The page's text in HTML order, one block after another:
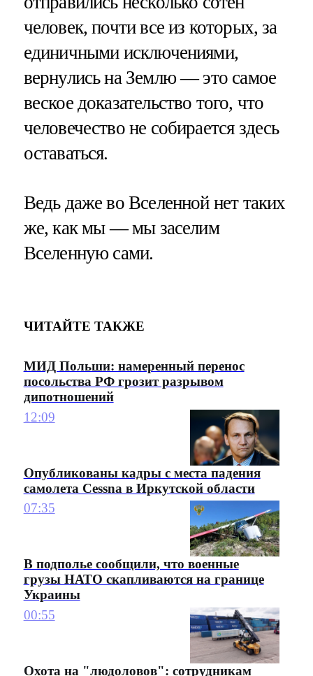
человек, почти все из которых, за
единичными исключениями,
вернулись на Землю — это самое
веское доказательство того, что
человечество не собирается здесь
оставаться.
Ведь даже во Вселенной нет таких
же, как мы — мы заселим
Вселенную сами.
ЧИТАЙТЕ ТАКЖЕ
МИД Польши: намеренный перенос
посольства РФ грозит разрывом
дипотношений
12:09
Опубликованы кадры с места падения
самолета Cessna в Иркутской области
07:35
В подполье сообщили, что военные
грузы НАТО скапливаются на границе
Украины
00:55
Охота на "людоловов": сотрудникам